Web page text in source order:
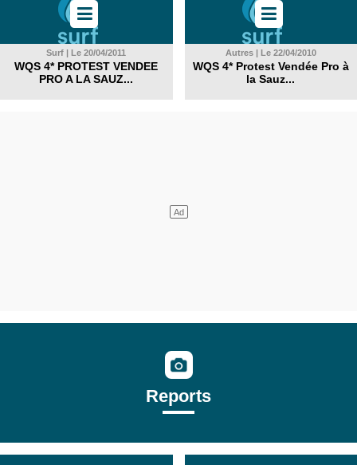
Surf | Le 20/04/2011
WQS 4* PROTEST VENDEE
PRO A LA SAUZ...
Autres | Le 22/04/2010
WQS 4* Protest Vendée Pro à
la Sauz...
Reports